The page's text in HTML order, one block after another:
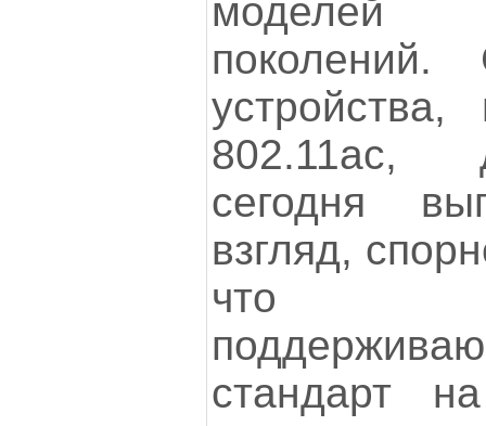
моделей
устройства,
802.11ac,
сегодня
взгляд,
что
стандарт